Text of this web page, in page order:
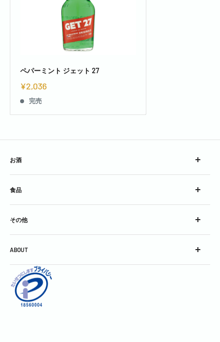
ペパーミント ジェット 27
¥2,036
完売
お酒
ウイスキー
ブランデー
スピリッツ
コンク
シロップ
スパークリングワイン
スティル・ワイン
酒精強化＆フレーバードワイン
焼酎＆泡盛
中国銘酒
食品
チーズ
加工食品
その他
グラス
グッズ
ABOUT
会社概要
利用規約
お問い合わせ